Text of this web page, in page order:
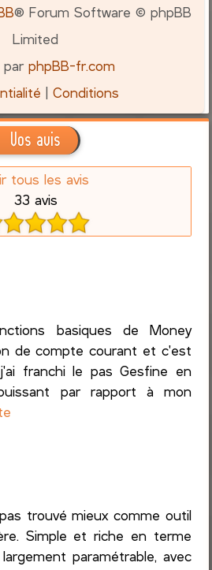
® Forum Software © phpBB
Limited
parphpBB-fr.com
|Conditions
Vos avis
tous les avis
33 avis
basiques de Money
de compte courant et c'est
franchi le pas Gesfine en
par rapport à mon
trouvé mieux comme outil
Simple et riche en terme
paramétrable, avec